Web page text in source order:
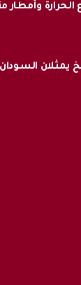
الحرارة
يمثلان